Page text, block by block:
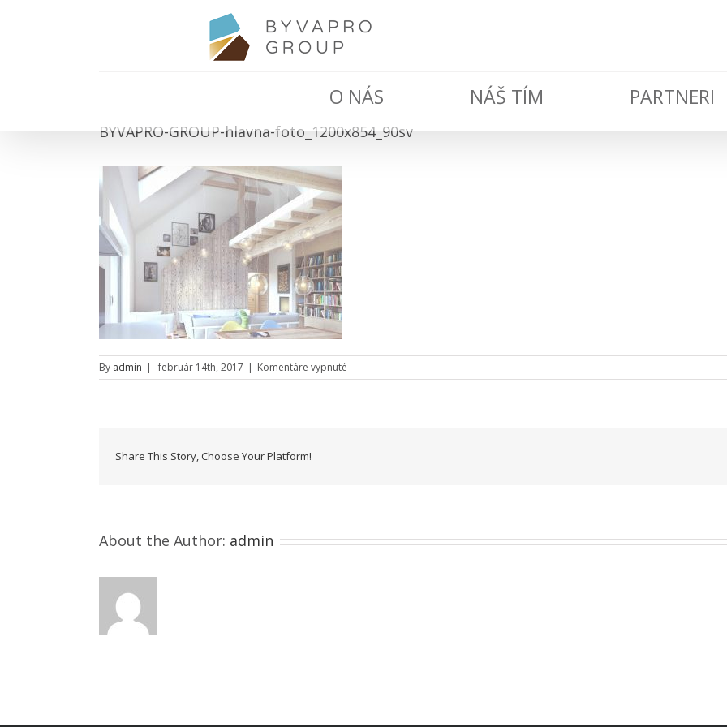
O NÁS NÁŠ TÍM PARTNERI
BYVAPRO-GROUP-hlavna-foto_1200x854_90sv
By admin | február 14th, 2017 | Komentáre vypnuté
BYVAPRO-
Share This Story, Choose Your Platform!
About the Author: admin